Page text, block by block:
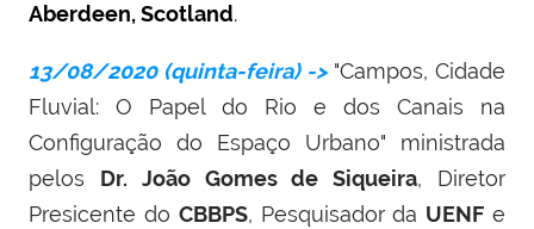
Aberdeen, Scotland.
13/08/2020 (quinta-feira) ->"Campos, Cidade
Fluvial: O Papel do Rio e dos Canais na
Configuração do Espaço Urbano" ministrada
pelos Dr. João Gomes de Siqueira, Diretor
Presicente do CBBPS, Pesquisador da UENF e